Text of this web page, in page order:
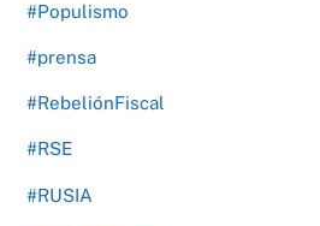
#Populismo
#prensa
#RebeliónFiscal
#RSE
#RUSIA